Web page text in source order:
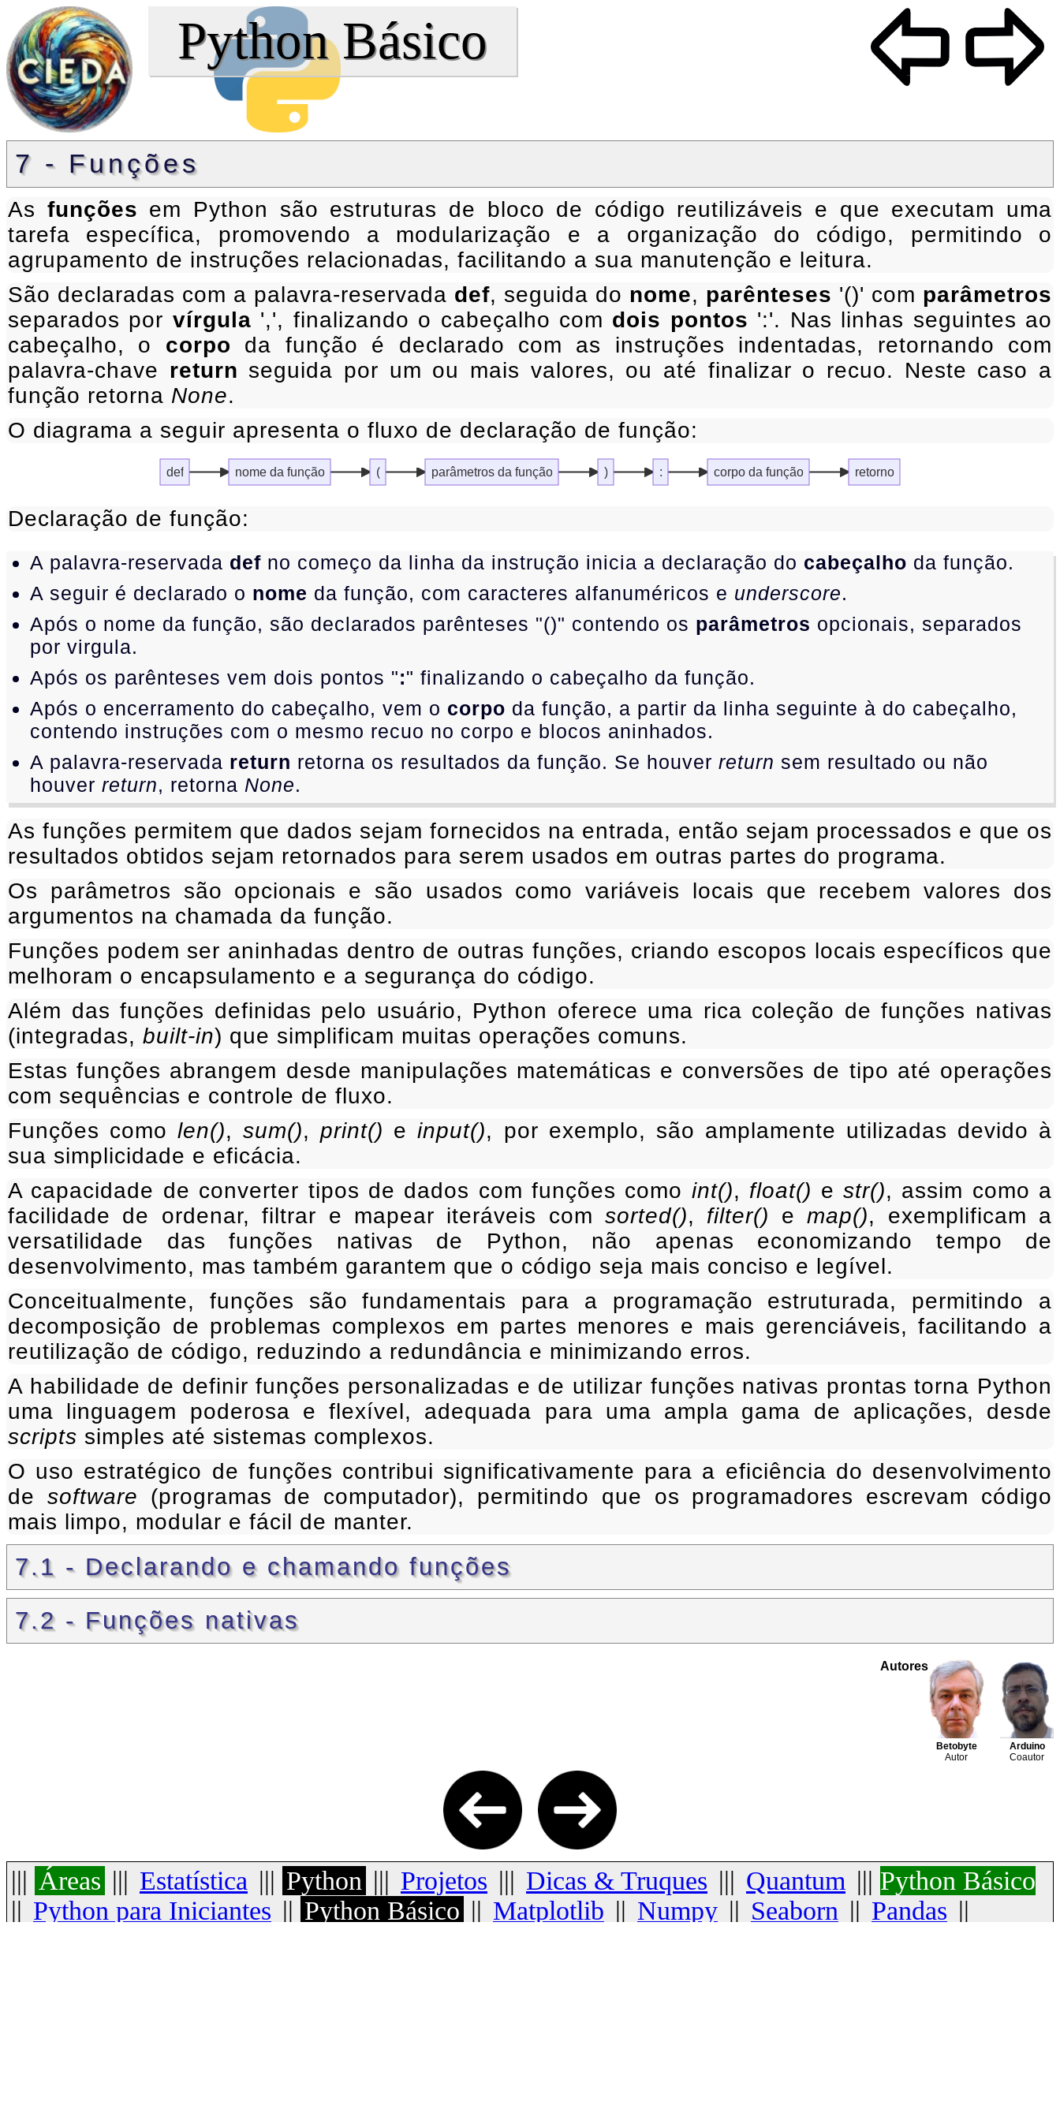
Python Básico
7 - Funções
As funções em Python são estruturas de bloco de código reutilizáveis e que executam uma
tarefa específica, promovendo a modularização e a organização do código, permitindo o
agrupamento de instruções relacionadas, facilitando a sua manutenção e leitura.
São declaradas com a palavra-reservada def, seguida do nome, parênteses '()' com parâmetros
separados por vírgula ',', finalizando o cabeçalho com dois pontos ':'. Nas linhas seguintes ao
cabeçalho, o corpo da função é declarado com as instruções indentadas, retornando com
palavra-chave return seguida por um ou mais valores, ou até finalizar o recuo. Neste caso a
função retorna None.
O diagrama a seguir apresenta o fluxo de declaração de função:
def nome da função ( parâmetros da função ) : corpo da função retorno
Declaração de função:
A palavra-reservada def no começo da linha da instrução inicia a declaração do cabeçalho da função.
A seguir é declarado o nome da função, com caracteres alfanuméricos e underscore.
Após o nome da função, são declarados parênteses "()" contendo os parâmetros opcionais, separados
por virgula.
Após os parênteses vem dois pontos ":" finalizando o cabeçalho da função.
Após o encerramento do cabeçalho, vem o corpo da função, a partir da linha seguinte à do cabeçalho,
contendo instruções com o mesmo recuo no corpo e blocos aninhados.
A palavra-reservada return retorna os resultados da função. Se houver return sem resultado ou não
houver return, retorna None.
As funções permitem que dados sejam fornecidos na entrada, então sejam processados e que os
resultados obtidos sejam retornados para serem usados em outras partes do programa.
Os parâmetros são opcionais e são usados como variáveis locais que recebem valores dos
argumentos na chamada da função.
Funções podem ser aninhadas dentro de outras funções, criando escopos locais específicos que
melhoram o encapsulamento e a segurança do código.
Além das funções definidas pelo usuário, Python oferece uma rica coleção de funções nativas
(integradas, built-in) que simplificam muitas operações comuns.
Estas funções abrangem desde manipulações matemáticas e conversões de tipo até operações
com sequências e controle de fluxo.
Funções comolen(),sum(),print() einput(), por exemplo, são amplamente utilizadas devido à
sua simplicidade e eficácia.
A capacidade de converter tipos de dados com funções como int(), float() e str(), assim como a
facilidade de ordenar, filtrar e mapear iteráveis comsorted(), filter() emap(), exemplificam a
versatilidade das funções nativas de Python, não apenas economizando tempo de
desenvolvimento, mas também garantem que o código seja mais conciso e legível.
Conceitualmente, funções são fundamentais para a programação estruturada, permitindo a
decomposição de problemas complexos em partes menores e mais gerenciáveis, facilitando a
reutilização de código, reduzindo a redundância e minimizando erros.
A habilidade de definir funções personalizadas e de utilizar funções nativas prontas torna Python
uma linguagem poderosa e flexível, adequada para uma ampla gama de aplicações, desde
scripts simples até sistemas complexos.
O uso estratégico de funções contribui significativamente para a eficiência do desenvolvimento
de software (programas de computador), permitindo que os programadores escrevam código
mais limpo, modular e fácil de manter.
7.1 - Declarando e chamando funções
7.2 - Funções nativas
Arduino
Coautor
Betobyte
Autor
Autores
||| Áreas ||| Estatística ||| Python ||| Projetos ||| Dicas & Truques ||| Quantum ||| Python Básico
|| Python para Iniciantes || Python Básico || Matplotlib || Numpy || Seaborn || Pandas ||